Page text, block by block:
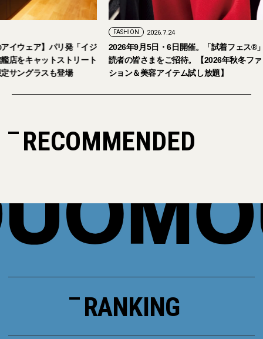
ア】パリ発「イジ
ャットストリート
ラスも登場
FASHION 2026.7.24
2026年9月5日・6日開催。「試着フェス®︎」に
読者の皆さまをご招待。【2026年秋冬ファッ
ション＆美容アイテム試し放題】
RECOMMENDED
RANKING